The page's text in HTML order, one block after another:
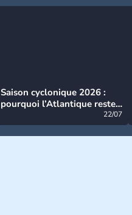
Saison cyclonique 2026 :
pourquoi l’Atlantique reste
22/07